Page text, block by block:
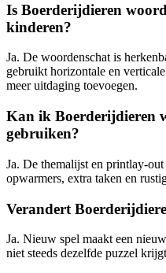
Is Boerderijdieren
kinderen?
Ja. De woordenschat is
gebruikt horizontale en
meer uitdaging toevoegen.
Kan ik Boerderijdieren
gebruiken?
Ja. De themalijst en printlay-
opwarmers, extra taken en
Verandert
Ja. Nieuw spel maakt een
niet steeds dezelfde puzzel